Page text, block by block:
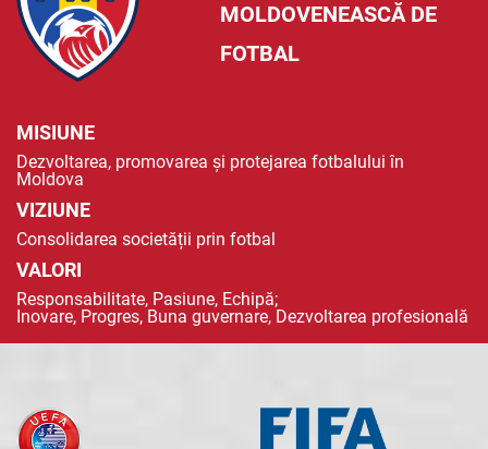
MOLDOVENEASCĂ DE
FOTBAL
MISIUNE
Dezvoltarea, promovarea și protejarea fotbalului în
Moldova
VIZIUNE
Consolidarea societății prin fotbal
VALORI
Responsabilitate, Pasiune, Echipă;
Inovare, Progres, Buna guvernare, Dezvoltarea profesională